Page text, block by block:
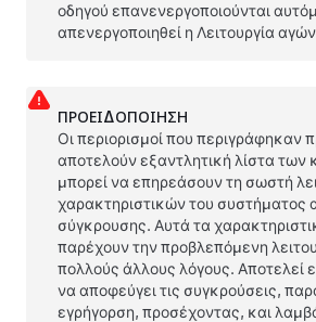
οδηγού επανενεργοποιούνται
απενεργοποιηθεί η Λειτουργία
ΠΡΟΕΙΔΟΠΟΊΗΣΗ
Οι περιορισμοί που περιγράφηκαν
αποτελούν εξαντλητική λίστα
μπορεί να επηρεάσουν τη σωστή
χαρακτηριστικών του συστήματος
σύγκρουσης. Αυτά τα
παρέχουν την προβλεπόμενη
πολλούς άλλους λόγους. Αποτελεί
να αποφεύγει τις συγκρούσεις,
εγρήγορση, προσέχοντας, και